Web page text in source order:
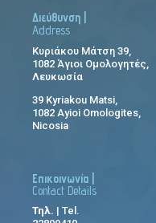
Διεύθυνση |
Address
Κυριάκου Μάτση 39,
1082 Άγιοι Ομολογητές,
Λευκωσία
39 Kyriakou Matsi,
1082 Ayioi Omologites,
Nicosia
Επικοινωνία |
Contact Details
Τηλ. | Tel.